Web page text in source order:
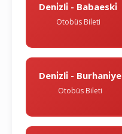
Deni̇zli̇ - Babaeski̇
Otobüs Bileti
Deni̇zli̇ - Burhani̇ye
Otobüs Bileti